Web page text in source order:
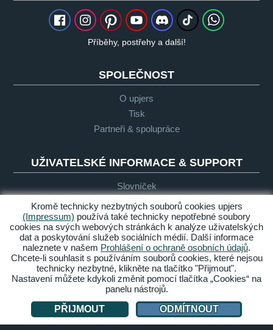
Příběhy, postřehy a další!
SPOLEČNOST
O upjers
Tisk
Partneři & spolupráce
UŽIVATELSKÉ INFORMACE & SUPPORT
Slovníček
Obecné zásady pro "Let's Play"
Podpora
Impresum
Ochrana
osobních
údajů
Podmínky
Bezbariérový
přístup
Spravovat cookies
Kromě technicky nezbytných souborů cookies upjers
(Impressum) používá také technicky nepotřebné soubory
cookies na svých webových stránkách k analýze uživatelských
dat a poskytování služeb sociálních médií. Další informace
naleznete v našem Prohlášení o ochraně osobních údajů.
Chcete-li souhlasit s používáním souborů cookies, které nejsou
technicky nezbytné, klikněte na tlačítko "Přijmout".
Nastavení můžete kdykoli změnit pomocí tlačítka „Cookies“ na
panelu nástrojů.
PŘIJMOUT
ODMÍTNOUT